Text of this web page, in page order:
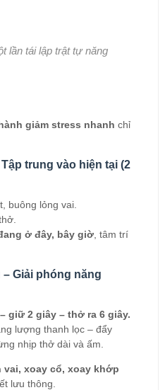
lần tái lập trật tự năng
giảm stress nhanh chỉ
trung vào hiện tại (2
buông lỏng vai.
ở đây, bây giờ, tâm trí
Giải phóng năng
giữ 2 giây – thở ra 6 giây.
lượng thanh lọc – đẩy
nhịp thở dài và ấm.
vai, xoay cổ, xoay khớp
lưu thông.